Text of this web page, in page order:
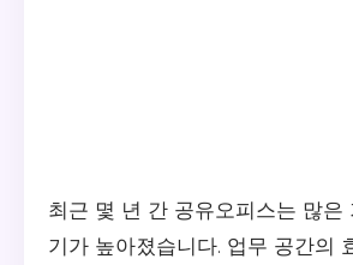
최근 몇 년 간 공유오피스는 많은
기가 높아졌습니다. 업무 공간의